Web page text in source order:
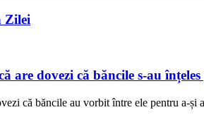
Zilei
are dovezi că băncile s-au
că băncile au vorbit între ele pentru a-